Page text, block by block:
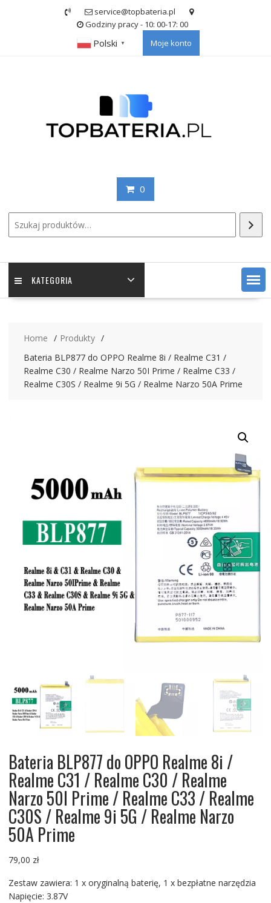
service@topbateria.pl
Godziny pracy - 10: 00-17: 00
Polski ▼ Moje konto
0
KATEGORIA
Home
Produkty
Bateria BLP877 do OPPO Realme 8i / Realme C31 /
Realme C30 / Realme Narzo 50I Prime / Realme C33 /
Realme C30S / Realme 9i 5G / Realme Narzo 50A Prime
Bateria BLP877 do OPPO Realme 8i /
Realme C31 / Realme C30 / Realme
Narzo 50I Prime / Realme C33 / Realme
C30S / Realme 9i 5G / Realme Narzo
50A Prime
79,00 zł
Zestaw zawiera: 1 x oryginalną baterię, 1 x bezpłatne narzędzia
Napięcie: 3.87V